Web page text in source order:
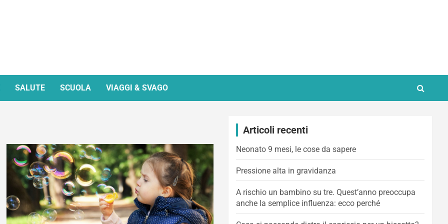
SALUTE SCUOLA VIAGGI & SVAGO
Articoli recenti
Neonato 9 mesi, le cose da sapere
Pressione alta in gravidanza
A rischio un bambino su tre. Quest’anno preoccupa
anche la semplice influenza: ecco perché